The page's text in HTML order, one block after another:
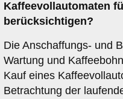
Kaffeevollautomaten
berücksichtigen?
Die Anschaffungs- und
Wartung und
Kauf eines
Betrachtung der